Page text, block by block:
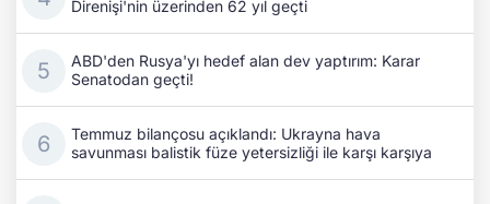
Direnişi'nin üzerinden 62 yıl geçti
ABD'den Rusya'yı hedef alan dev yaptırım: Karar
Senatodan geçti!
Temmuz bilançosu açıklandı: Ukrayna hava
savunması balistik füze yetersizliği ile karşı karşıya